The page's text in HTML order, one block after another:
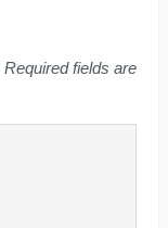
Required fields are